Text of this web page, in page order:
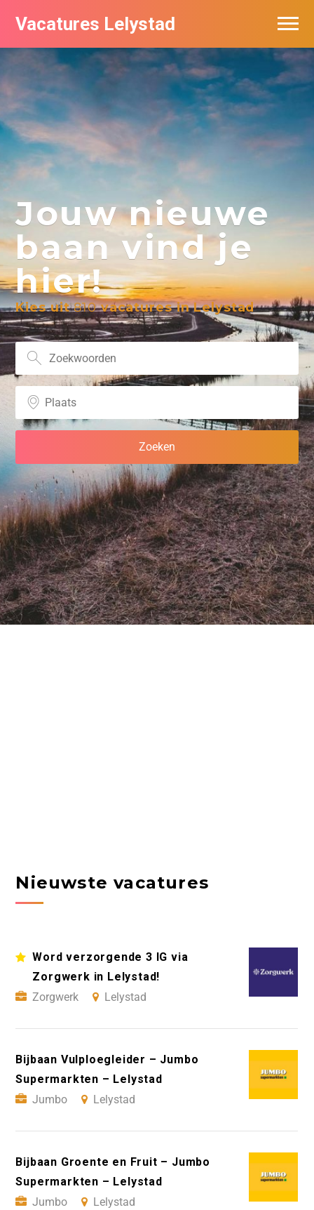
Vacatures Lelystad
Jouw nieuwe
baan vind je
hier!
Kies uit810vacatures in Lelystad
Nieuwste vacatures
Word verzorgende 3 IG via
Zorgwerk in Lelystad!
Zorgwerk
Lelystad
Bijbaan Vulploegleider – Jumbo
Supermarkten – Lelystad
Jumbo
Lelystad
Bijbaan Groente en Fruit – Jumbo
Supermarkten – Lelystad
Jumbo
Lelystad
Vacatures per bedrijf in Lelystad
De populairste vacatures in Lelystad
Nieuwsbrief feed